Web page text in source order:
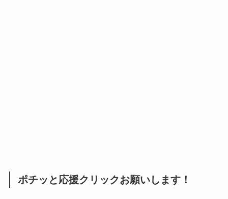
ポチッと応援クリックお願いします！